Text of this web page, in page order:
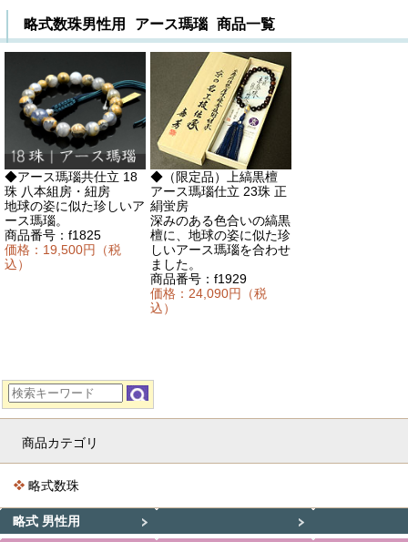
略式数珠男性用 アース瑪瑙 商品一覧
◆アース瑪瑙共仕立 18
珠 八本組房・紐房
地球の姿に似た珍しいア
ース瑪瑙。
商品番号：f1825
価格：19,500円（税
込）
◆（限定品）上縞黒檀
アース瑪瑙仕立 23珠 正
絹蛍房
深みのある色合いの縞黒
檀に、地球の姿に似た珍
しいアース瑪瑙を合わせ
ました。
商品番号：f1929
価格：24,090円（税
込）
商品カテゴリ
略式数珠
略式 男性用